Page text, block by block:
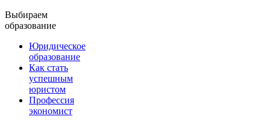
Выбираем
образование
Юридическое
образование
Как стать
успешным
юристом
Профессия
экономист